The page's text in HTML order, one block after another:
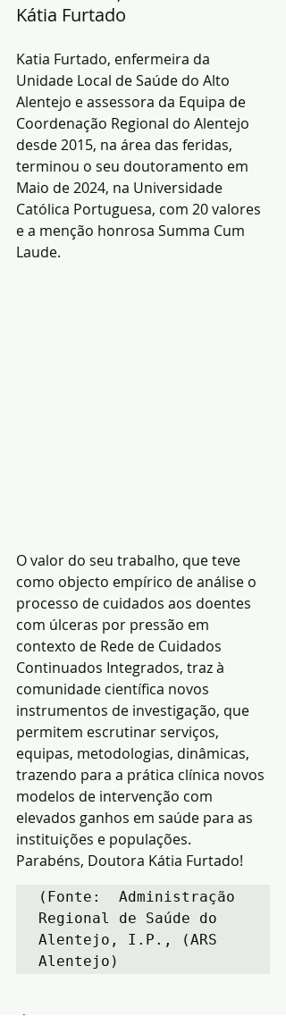
Kátia Furtado
Katia Furtado, enfermeira da
Unidade Local de Saúde do Alto
Alentejo e assessora da Equipa de
Coordenação Regional do Alentejo
desde 2015, na área das feridas,
terminou o seu doutoramento em
Maio de 2024, na Universidade
Católica Portuguesa, com 20 valores
e a menção honrosa Summa Cum
Laude.
O valor do seu trabalho, que teve
como objecto empírico de análise o
processo de cuidados aos doentes
com úlceras por pressão em
contexto de Rede de Cuidados
Continuados Integrados, traz à
comunidade científica novos
instrumentos de investigação, que
permitem escrutinar serviços,
equipas, metodologias, dinâmicas,
trazendo para a prática clínica novos
modelos de intervenção com
elevados ganhos em saúde para as
instituições e populações.
Parabéns, Doutora Kátia Furtado!
(Fonte:  Administração
Regional de Saúde do
Alentejo, I.P., (ARS
Alentejo)
Notícias